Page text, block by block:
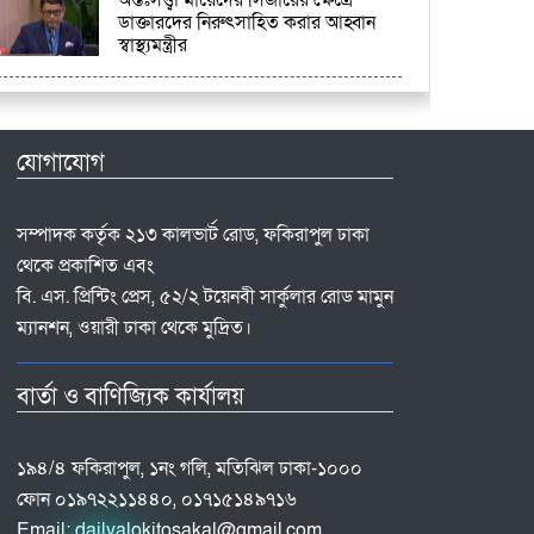
ডাক্তারদের নিরুৎসাহিত করার আহ্বান
স্বাস্থ্যমন্ত্রীর
যোগাযোগ
সম্পাদক কর্তৃক ২১৩ কালভার্ট রোড, ফকিরাপুল ঢাকা
থেকে প্রকাশিত এবং
বি. এস. প্রিন্টিং প্রেস, ৫২/২ টয়েনবী সার্কুলার রোড মামুন
ম্যানশন, ওয়ারী ঢাকা থেকে মুদ্রিত।
বার্তা ও বাণিজ্যিক কার্যালয়
১৯৪/৪ ফকিরাপুল, ১নং গলি, মতিঝিল ঢাকা-১০০০
ফোন ০১৯৭২২১১৪৪০, ০১৭১৫১৪৯৭১৬